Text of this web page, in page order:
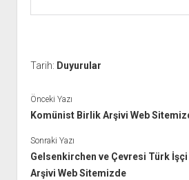
Tarih: Duyurular
Önceki Yazı
Komünist Birlik Arşivi Web
Sonraki Yazı
Gelsenkirchen ve Çevresi Türk
Arşivi Web Sitemizde